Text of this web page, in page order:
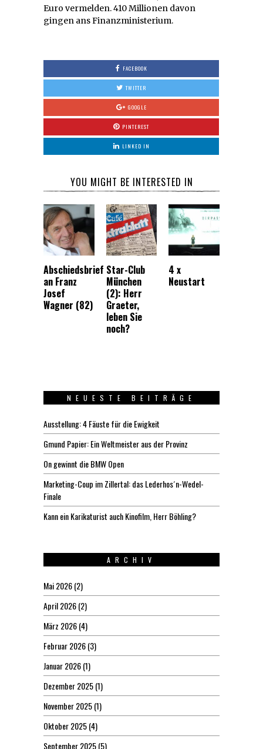
Euro vermelden. 410 Millionen davon
gingen ans Finanzministerium.
FACEBOOK
TWITTER
GOOGLE
PINTEREST
LINKED IN
YOU MIGHT BE INTERESTED IN
Abschiedsbrief
an Franz
Josef
Wagner (82)
Star-Club
München
(2): Herr
Graeter,
leben Sie
noch?
4 x
Neustart
NEUESTE BEITRÄGE
Ausstellung: 4 Fäuste für die Ewigkeit
Gmund Papier: Ein Weltmeister aus der Provinz
On gewinnt die BMW Open
Marketing-Coup im Zillertal: das Lederhos´n-Wedel-
Finale
Kann ein Karikaturist auch Kinofilm, Herr Böhling?
ARCHIV
Mai 2026(2)
April 2026(2)
März 2026(4)
Februar 2026(3)
Januar 2026(1)
Dezember 2025(1)
November 2025(1)
Oktober 2025(4)
September 2025(5)